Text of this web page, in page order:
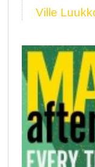
Ville